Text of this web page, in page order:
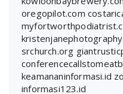
oregopilot.com
srchurch.org
keamananinformasi.id
informasi123.id